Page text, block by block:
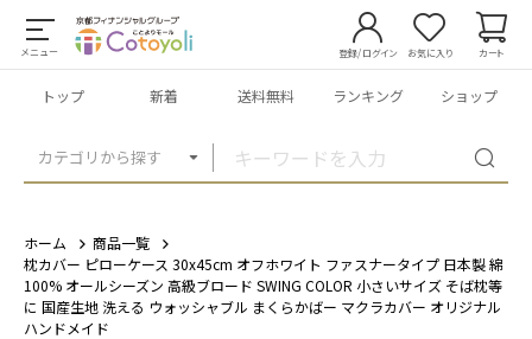
メニュー
カテゴリから探す
登録/ログイン お気に入り カート
トップ 新着 送料無料 ランキング ショップ
ホーム
商品一覧
枕カバー ピローケース 30x45cm オフホワイト ファスナータイプ 日本製 綿
100% オールシーズン 高級ブロード SWING COLOR 小さいサイズ そば枕等
に 国産生地 洗える ウォッシャブル まくらかばー マクラカバー オリジナル
ハンドメイド